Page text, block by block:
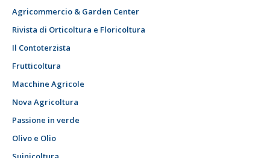
Agricommercio & Garden Center
Rivista di Orticoltura e Floricoltura
Il Contoterzista
Frutticoltura
Macchine Agricole
Nova Agricoltura
Passione in verde
Olivo e Olio